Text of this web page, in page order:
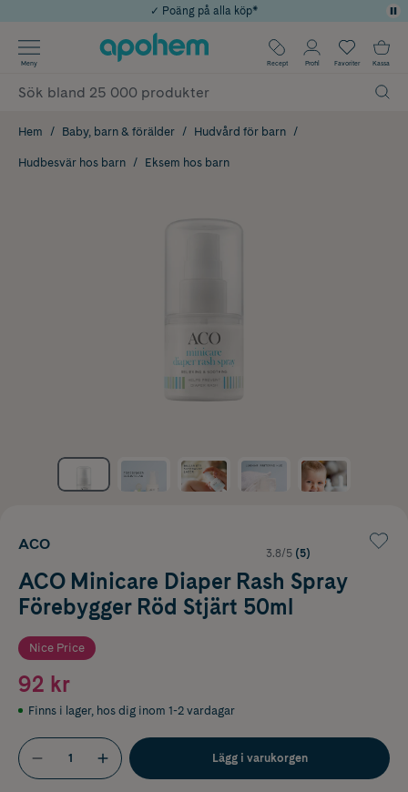
Årets Butik 2025 inom Skönhet
Använd kod: SOMMAR20 för 20% över 649kr
✓ Rådgivning från farmaceuter & hudterapeuter
✓ Poäng på alla köp*
Meny Recept Profil Favoriter Kassa
Hem Baby, barn & förälder Hudvård för barn
Hudbesvär hos barn Eksem hos barn
ACO
3.8/5 (5)
ACO Minicare Diaper Rash Spray
Förebygger Röd Stjärt 50ml
Nice Price
92 kr
Finns i lager, hos dig inom 1-2 vardagar
Lägg i varukorgen